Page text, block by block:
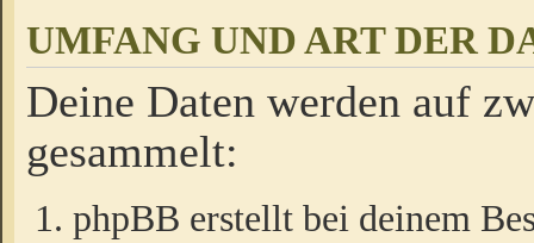
UMFANG UND ART DER
Deine Daten werden auf
gesammelt:
phpBB erstellt bei deinem